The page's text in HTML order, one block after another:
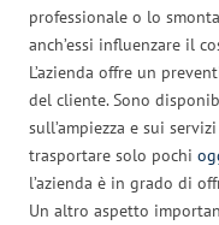
professionale o lo
anch’essi influenzare il
L’azienda offre un
del cliente. Sono
sull’ampiezza e sui
trasportare solo pochi
l’azienda è in grado di
Un altro aspetto